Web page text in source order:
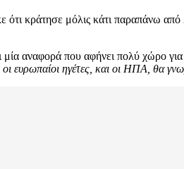
κράτησε μόλις κάτι παραπάνω
αναφορά που αφήνει πολύ χώρο για
οι ευρωπαίοι ηγέτες, και οι ΗΠΑ, θα